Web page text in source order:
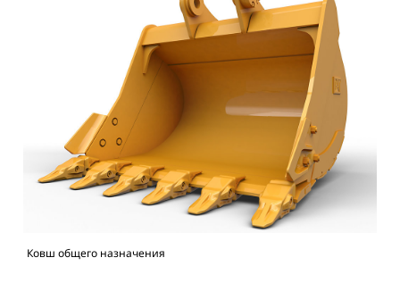
Ковш общего назначения